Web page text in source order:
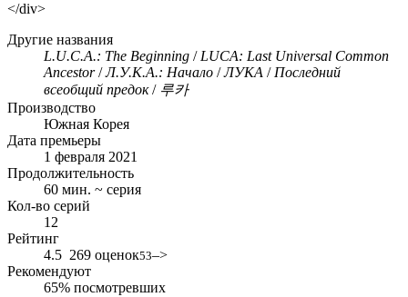
</div>
Другие названия
L.U.C.A.: The Beginning /LUCA: Last Universal Common
Ancestor/Л.У.К.А.: Начало /ЛУКА /Последний
всеобщий предок/ 루카
Производство
Южная Корея
Дата премьеры
1 февраля 2021
Продолжительность
60 мин. ~ серия
Кол-во серий
12
Рейтинг
4.5 269 оценок53–>
Рекомендуют
65% посмотревших